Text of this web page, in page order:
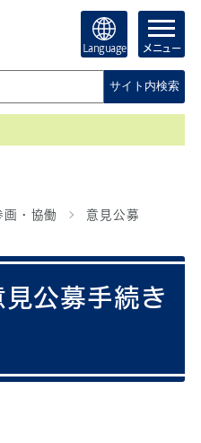
Language メニュー
サイト内検索
画・協働 意見公募
公募手続き